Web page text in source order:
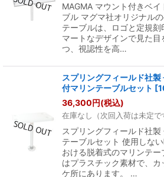
MAGMA マウント付きベ
ブル マグマ社オリジナル
テーブルは、ロゴと定規刻
マートなデザインで見た
つ、視認性を高…
スプリングフィールド社
付マリンテーブルセット [
36,300円(税込)
在庫なし（次回入荷は未定で
スプリングフィールド社
テーブルセット 使用しな
おける脱着式のマリンテ
はプラスチック素材で、
ケ所にあります。 …